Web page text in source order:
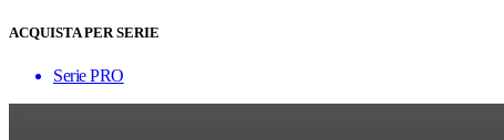
ACQUISTA PER SERIE
Serie PRO